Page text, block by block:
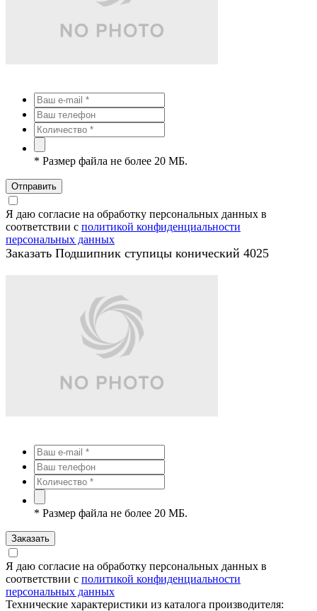
* Размер файла не более 20 МБ.
Отправить
Я даю согласие на обработку персональных данных в
соответствии с политикой конфиденциальности
персональных данных
Заказать Подшипник ступицы конический 4025
* Размер файла не более 20 МБ.
Заказать
Я даю согласие на обработку персональных данных в
соответствии с политикой конфиденциальности
персональных данных
Технические характеристики из каталога производителя: